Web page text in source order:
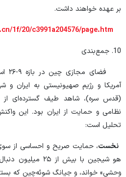
بر عهده خواهند داشت.
1f/20/c3991a204576/page.htm
10. جمع‌بندی
آمریکا و رژیم صهیونیستی به ایران و
(قدس سره)، شاهد طیف گسترده‌ای از
نظامی و حمایت از ایران بود. این
تحلیل است:
نخست، حمایت صریح و احساسی از سوی
هو شیجین با بیش
وحشی» خواند، و جیانگ شوئه‌چین که